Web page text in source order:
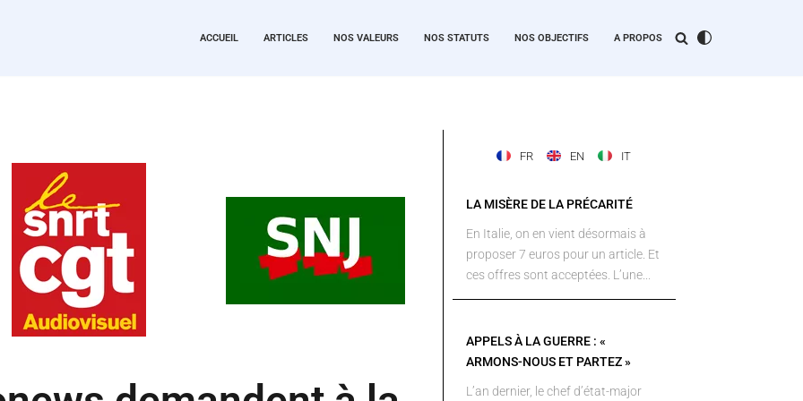
ACCUEIL ARTICLES NOS VALEURS NOS STATUTS NOS OBJECTIFS A PROPOS
FR EN IT
LA MISÈRE DE LA PRÉCARITÉ
En Italie, on en vient désormais à
proposer 7 euros pour un article. Et
ces offres sont acceptées. L’une...
APPELS À LA GUERRE : «
ARMONS-NOUS ET PARTEZ »
L’an dernier, le chef d’état-major